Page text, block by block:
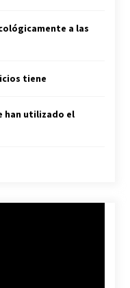
a las
tiene
han utilizado el